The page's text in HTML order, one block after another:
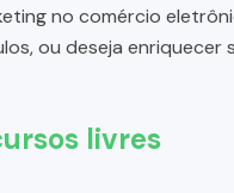
no comércio
ou deseja
livres